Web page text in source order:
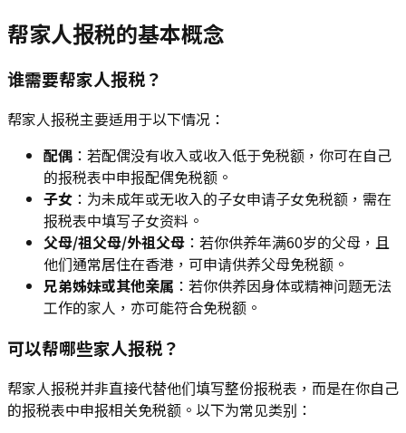
帮家人报税的基本概念
谁需要帮家人报税？
帮家人报税主要适用于以下情况：
配偶 ：若配偶没有收入或收入低于免税额，你可在自己
的报税表中申报配偶免税额。
子女 ：为未成年或无收入的子女申请子女免税额，需在
报税表中填写子女资料。
父母/祖父母/外祖父母 ：若你供养年满60岁的父母，且
他们通常居住在香港，可申请供养父母免税额。
兄弟姊妹或其他亲属 ：若你供养因身体或精神问题无法
工作的家人，亦可能符合免税额。
可以帮哪些家人报税？
帮家人报税并非直接代替他们填写整份报税表，而是在你自己
的报税表中申报相关免税额。以下为常见类别：